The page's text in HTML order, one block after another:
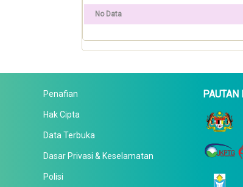
No Data
Penafian
Hak Cipta
Data Terbuka
Dasar Privasi & Keselamatan
Polisi
PAUTAN